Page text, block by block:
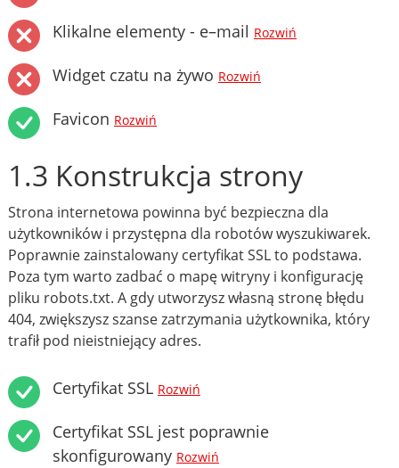
Klikalne elementy - e–mail Rozwiń
Widget czatu na żywo Rozwiń
Favicon Rozwiń
1.3 Konstrukcja strony
Strona internetowa powinna być bezpieczna dla
użytkowników i przystępna dla robotów wyszukiwarek.
Poprawnie zainstalowany certyfikat SSL to podstawa.
Poza tym warto zadbać o mapę witryny i konfigurację
pliku robots.txt. A gdy utworzysz własną stronę błędu
404, zwiększysz szanse zatrzymania użytkownika, który
trafił pod nieistniejący adres.
Certyfikat SSL Rozwiń
Certyfikat SSL jest poprawnie
skonfigurowany Rozwiń